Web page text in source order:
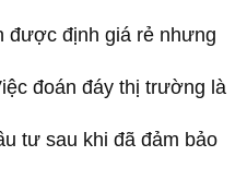
được định giá rẻ nhưng
đoán đáy thị trường là
tư sau khi đã đảm bảo